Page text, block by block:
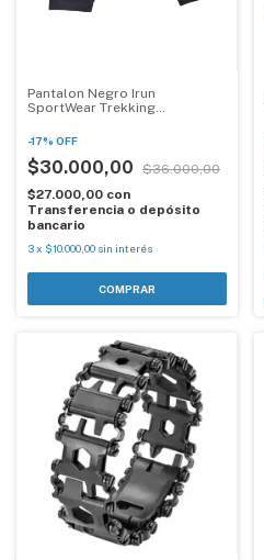
Pantalon Negro Irun
SportWear Trekking
-17% OFF
$30.000,00
$36.000,00
$27.000,00 con
Transferencia o depósito
bancario
3x $10.000,00 sin interés
COMPRAR